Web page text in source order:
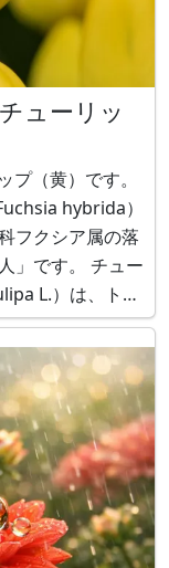
ューリッ
（黄）です。
hybrida）
フクシア属の落
。 チュー
L.）は、トル
黄色花の花言葉
種には、 S